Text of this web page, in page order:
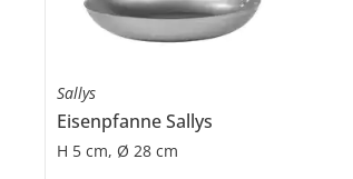
Sallys
EisenpfanneSallys
H 5 cm, Ø 28 cm